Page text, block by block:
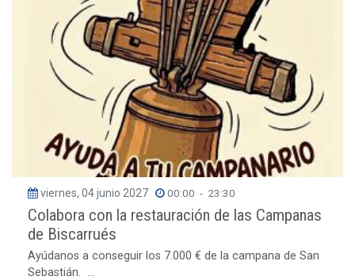
viernes, 04 junio 2027 00:00 - 23:30
Colabora con la restauración de las Campanas
de Biscarrués
Ayúdanos a conseguir los 7.000 € de la campana de San
Sebastián. ...